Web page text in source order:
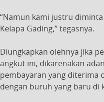
“Namun kami justru
Kelapa Gading,” tegasnya.
Diungkapkan olehnya jika
angkut ini, dikarenakan
pembayaran yang diterima
dengan buruh yang baru di